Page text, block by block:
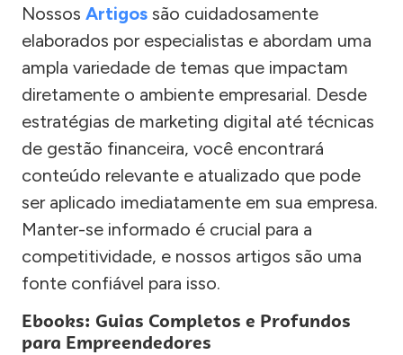
Nossos Artigos são cuidadosamente
elaborados por especialistas e abordam uma
ampla variedade de temas que impactam
diretamente o ambiente empresarial. Desde
estratégias de marketing digital até técnicas
de gestão financeira, você encontrará
conteúdo relevante e atualizado que pode
ser aplicado imediatamente em sua empresa.
Manter-se informado é crucial para a
competitividade, e nossos artigos são uma
fonte confiável para isso.
Ebooks: Guias Completos e Profundos
para Empreendedores